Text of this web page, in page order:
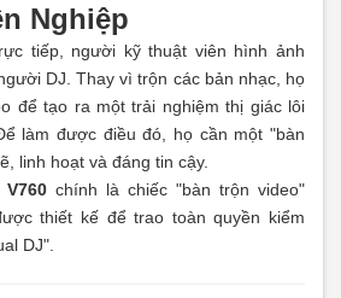
Nghiệp
tiếp, người kỹ thuật viên hình ảnh
DJ. Thay vì trộn các bản nhạc, họ
để tạo ra một trải nghiệm thị giác lôi
làm được điều đó, họ cần một "bàn
linh hoạt và đáng tin cậy.
chính là chiếc "bàn trộn video"
thiết kế để trao toàn quyền kiểm
DJ".